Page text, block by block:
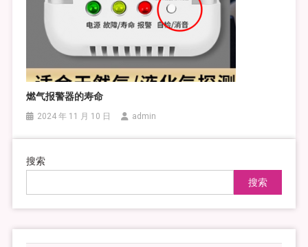
燃气报警器的寿命
2024 年 11 月 10 日 admin
搜索
搜索